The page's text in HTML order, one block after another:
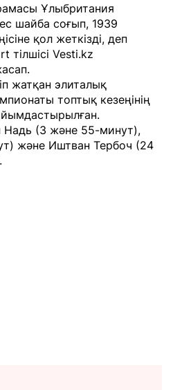
Ұлыбритания
шайба соғып, 1939
қол жеткізді, деп
тілшісі Vesti.kz
жатқан элиталық
топтық кезеңінің
(3 және 55-минут),
және Иштван Тербоч (24